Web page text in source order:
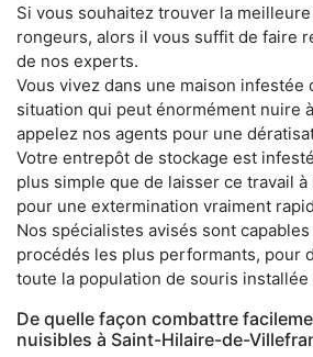
Si vous souhaitez trouver la
rongeurs, alors il vous suffit de faire
de nos experts.
Vous vivez dans une maison infestée
situation qui peut énormément nuire
appelez nos agents pour une
Votre entrepôt de stockage est
plus simple que de laisser ce travail
pour une extermination vraiment
Nos spécialistes avisés sont
procédés les plus performants, pour
toute la population de souris installée
De quelle façon combattre
nuisibles à Saint-Hilaire-de-